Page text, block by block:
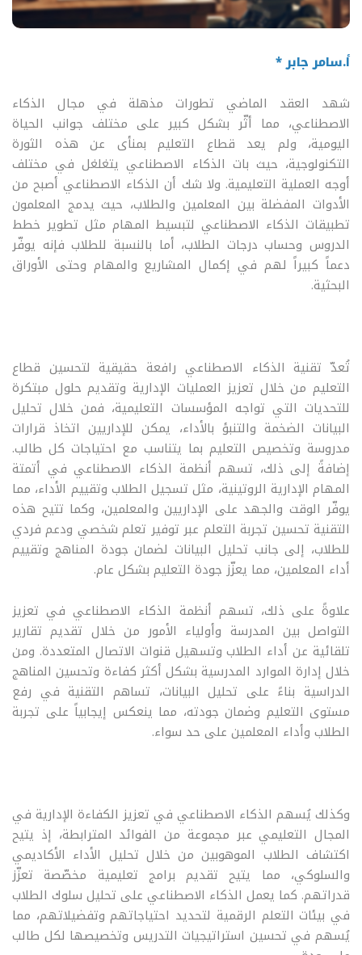
أ.سامر جابر *
شهد العقد الماضي تطورات مذهلة في مجال الذكاء
الاصطناعي، مما أثّر بشكل كبير على مختلف جوانب الحياة
اليومية، ولم يعد قطاع التعليم بمنأى عن هذه الثورة
التكنولوجية، حيث بات الذكاء الاصطناعي يتغلغل في مختلف
أوجه العملية التعليمية. ولا شك أن الذكاء الاصطناعي أصبح من
الأدوات المفضلة بين المعلمين والطلاب، حيث يدمج المعلمون
تطبيقات الذكاء الاصطناعي لتبسيط المهام مثل تطوير خطط
الدروس وحساب درجات الطلاب، أما بالنسبة للطلاب فإنه يوفّر
دعماً كبيراً لهم في إكمال المشاريع والمهام وحتى الأوراق
البحثية.
تُعدّ تقنية الذكاء الاصطناعي رافعة حقيقية لتحسين قطاع
التعليم من خلال تعزيز العمليات الإدارية وتقديم حلول مبتكرة
للتحديات التي تواجه المؤسسات التعليمية، فمن خلال تحليل
البيانات الضخمة والتنبؤ بالأداء، يمكن للإداريين اتخاذ قرارات
مدروسة وتخصيص التعليم بما يتناسب مع احتياجات كل طالب.
إضافةً إلى ذلك، تسهم أنظمة الذكاء الاصطناعي في أتمتة
المهام الإدارية الروتينية، مثل تسجيل الطلاب وتقييم الأداء، مما
يوفّر الوقت والجهد على الإداريين والمعلمين، وكما تتيح هذه
التقنية تحسين تجربة التعلم عبر توفير تعلم شخصي ودعم فردي
للطلاب، إلى جانب تحليل البيانات لضمان جودة المناهج وتقييم
أداء المعلمين، مما يعزّز جودة التعليم بشكل عام.
علاوةً على ذلك، تسهم أنظمة الذكاء الاصطناعي في تعزيز
التواصل بين المدرسة وأولياء الأمور من خلال تقديم تقارير
تلقائية عن أداء الطلاب وتسهيل قنوات الاتصال المتعددة. ومن
خلال إدارة الموارد المدرسية بشكل أكثر كفاءة وتحسين المناهج
الدراسية بناءً على تحليل البيانات، تساهم التقنية في رفع
مستوى التعليم وضمان جودته، مما ينعكس إيجابياً على تجربة
الطلاب وأداء المعلمين على حد سواء.
وكذلك يُسهم الذكاء الاصطناعي في تعزيز الكفاءة الإدارية في
المجال التعليمي عبر مجموعة من الفوائد المترابطة، إذ يتيح
اكتشاف الطلاب الموهوبين من خلال تحليل الأداء الأكاديمي
والسلوكي، مما يتيح تقديم برامج تعليمية مخصّصة تعزّز
قدراتهم. كما يعمل الذكاء الاصطناعي على تحليل سلوك الطلاب
في بيئات التعلم الرقمية لتحديد احتياجاتهم وتفضيلاتهم، مما
يُسهم في تحسين استراتيجيات التدريس وتخصيصها لكل طالب